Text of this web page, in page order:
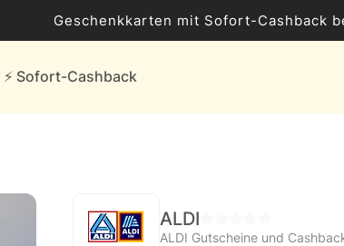
Geschenkkarten mit Sofort-Cashback
⚡️ Sofort-Cashback
ALDI
ALDI Gutscheine und